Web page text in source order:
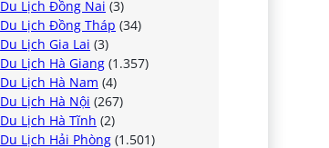
Du Lịch Đồng Nai (3)
Du Lịch Đồng Tháp (34)
Du Lịch Gia Lai (3)
Du Lịch Hà Giang (1.357)
Du Lịch Hà Nam (4)
Du Lịch Hà Nội (267)
Du Lịch Hà Tĩnh (2)
Du Lịch Hải Phòng (1.501)